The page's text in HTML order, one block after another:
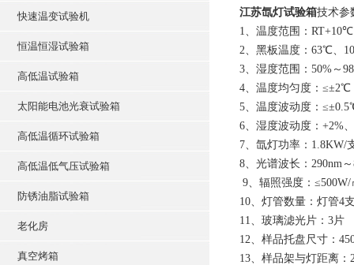
快速温变试验机
恒温恒湿试验箱
高低温试验箱
太阳能电池光衰试验箱
高低温循环试验箱
高低温低气压试验箱
防锈油脂试验箱
老化房
真空烤箱
江苏氙灯试验箱技术参
1、温度范围：
2、 黑板温度：63℃、
3、湿度范围：50%～
4、温度均匀度：≤±2℃
5、温度波动度：
6、湿度波动度：+2%
7、氙灯功率：1.8KW/
8、光谱波长：290nm
9、辐照强度：
10、灯管数量：灯管4
11、玻璃滤光片：3片
12、样品托盘尺寸：
13、样品架与灯距离：